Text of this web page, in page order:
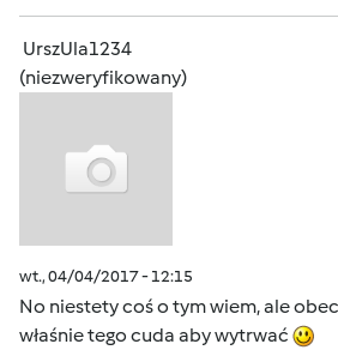
UrszUla1234
(niezweryfikowany)
wt., 04/04/2017 - 12:15
No niestety coś o tym wiem, ale
właśnie tego cuda aby wytrwać